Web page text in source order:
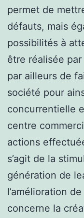
permet de
défauts, mais
possibilités à
être réalisée
par ailleurs de
société pour
concurrentielle
centre
actions
s’agit de la
génération de
l’amélioration
concerne la